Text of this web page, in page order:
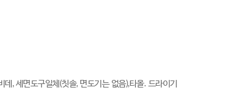
, 세면도구일체(칫솔, 면도기는 없음),타올. 드라이기